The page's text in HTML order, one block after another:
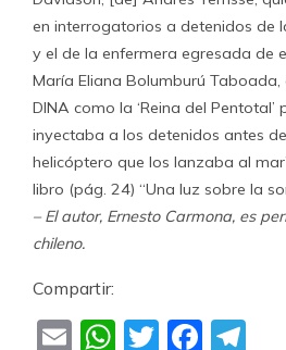
en interrogatorios a detenidos de
y el de la enfermera egresada de
María Eliana Bolumburú
DINA como la ‘Reina del Pentotal’
inyectaba a los detenidos antes
helicóptero que los lanzaba al
libro (pág. 24) “Una luz sobre la
– El autor, Ernesto Carmona, es
chileno.
Compartir:
EmailWhatsApp
Twitter